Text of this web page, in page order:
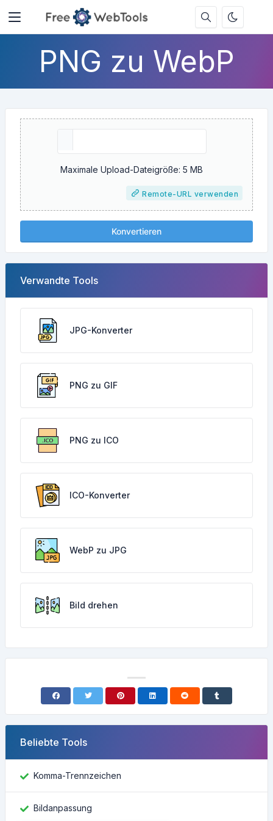
PNG zu WebP
Maximale Upload-Dateigröße: 5 MB
Remote-URL verwenden
Konvertieren
Verwandte Tools
JPG-Konverter
PNG zu GIF
PNG zu ICO
ICO-Konverter
WebP zu JPG
Bild drehen
Beliebte Tools
Komma-Trennzeichen
Bildanpassung